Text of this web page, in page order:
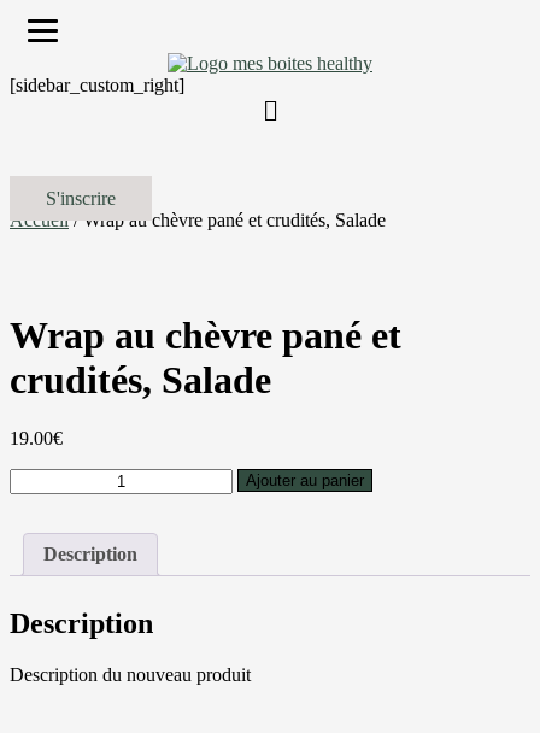
[sidebar_custom_right]
S'inscrire
Accueil/ Wrap au chèvre pané et crudités, Salade
Wrap au chèvre pané et
crudités, Salade
19.00€
de
chèvre
et
crudités,
Ajouter au panier
Description
Description
Description du nouveau produit